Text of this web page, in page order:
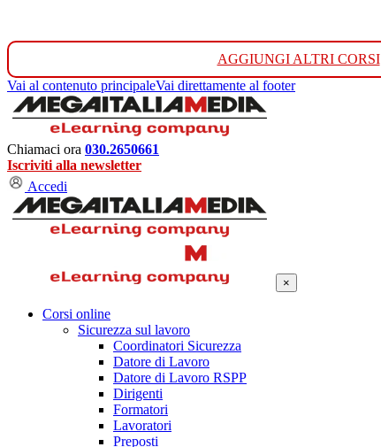
AGGIUNGI ALTRI CORSI
Vai al contenuto principaleVai direttamente al footer
Chiamaci ora 030.2650661
Iscriviti alla newsletter
Accedi
×
Corsi online
Sicurezza sul lavoro
Coordinatori Sicurezza
Datore di Lavoro
Datore di Lavoro RSPP
Dirigenti
Formatori
Lavoratori
Preposti